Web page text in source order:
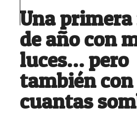
Una
de año con
luces… pero
también
cuantas